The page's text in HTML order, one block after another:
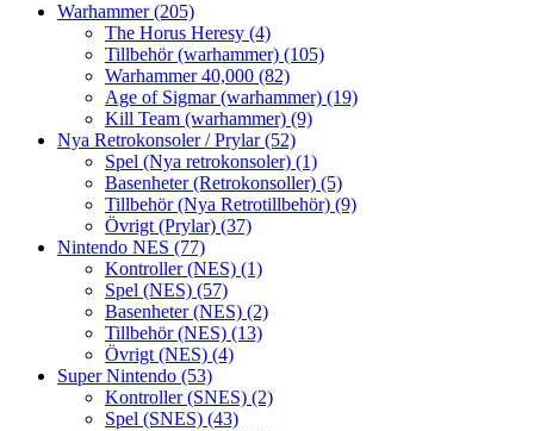
Warhammer(205)
The Horus Heresy (4)
Tillbehör (warhammer) (105)
Warhammer 40,000 (82)
Age of Sigmar (warhammer) (19)
Kill Team (warhammer) (9)
Nya Retrokonsoler / Prylar(52)
Spel (Nya retrokonsoler) (1)
Basenheter (Retrokonsoller) (5)
Tillbehör (Nya Retrotillbehör) (9)
Övrigt (Prylar) (37)
Nintendo NES (77)
Kontroller (NES) (1)
Spel (NES) (57)
Basenheter (NES) (2)
Tillbehör (NES) (13)
Övrigt (NES) (4)
Super Nintendo (53)
Kontroller (SNES) (2)
Spel (SNES) (43)